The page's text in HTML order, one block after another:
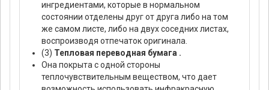
ингредиентами, которые в нормальном
состоянии отделены друг от друга либо на том
же самом листе, либо на двух соседних листах,
воспроизводя отпечаток оригинала.
(3) Тепловая переводная бумага .
Она покрыта с одной стороны
теплочувствительным веществом, что дает